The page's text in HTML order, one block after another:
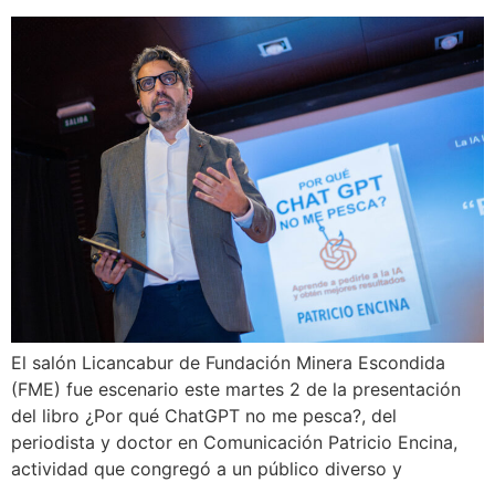
El salón Licancabur de Fundación Minera Escondida
(FME) fue escenario este martes 2 de la presentación
del libro ¿Por qué ChatGPT no me pesca?, del
periodista y doctor en Comunicación Patricio Encina,
actividad que congregó a un público diverso y